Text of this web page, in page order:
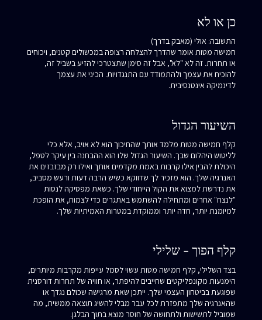
כן או לא
התשובה: אולי (מאבק בדרך)
חמישה מטות אומר שהדרך להצלחה רצופה במכשולים קטנים, ויכוחים
או תחרות. זה לא "לא", אבל זה סימן שתצטרכי להזיע בשביל זה,
להוכיח את עצמך ולהתמודד עם התנגדויות. הכיני את עצמך
לדינמיקה אינטנסיבית.
השיעור הגדול
קלף חמישה מטות מלמד אותך שהחיכוך הוא לא אויב, אלא כלי
לליטוש היהלום שבך. השיעור הגדול שלו הוא ההבחנה בין עיקר לטפל,
היכולת להבין אילו קרבות באמת מקדמים אותך ואילו רק מבזבזים את
האנרגיה שלך. הוא מזכיר לך שדווקא כשיש הרבה דעות ורעש מסביב,
את נדרשת למצוא את הקול הייחודי שלך. כשאת מפסיקה לנסות
"לנצח" אחרים ומתחילה להשתמש באתגרים כדי לצמוח, את הופכת
למיומנת יותר, חדה יותר וממוקדת במטרות האמיתיות שלך.
קלף הפוך - שלילי
בצד השלילי, קלף חמישה מטות עשוי לסמל עייפות מקרבות מיותרים,
הימנעות מקונפליקטים שחייבים להיפתר, או חוויה של תחרות דורסנית
שפוגעת בביטחון העצמי שלך. ייתכן שאת מרגישה שכולם נגדך או
שהאנרגיה שלך מתפזרת לכל עבר מבלי להשיג תוצאה ממשית, מה
שמוביל לתשישות ולתחושה של חוסר מוצא בתוך הבלגן.